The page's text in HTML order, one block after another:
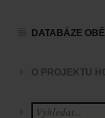
DATABÁZE
O PROJEKTU